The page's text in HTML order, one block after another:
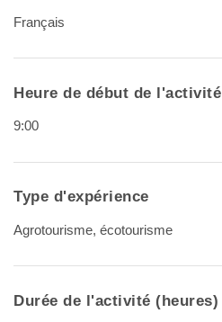
Français
Heure de début de l'activité
9:00
Type d'expérience
Agrotourisme, écotourisme
Durée de l'activité (heures)